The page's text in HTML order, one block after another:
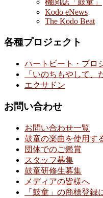
機関誌「鼓童」
Kodo eNews
The Kodo Beat
各種プロジェクト
ハートビート・プロ
「いのちもやして、
エクサドン
お問い合わせ
お問い合わせ一覧
鼓童の楽曲を使用す
団体でのご鑑賞
スタッフ募集
鼓童研修生募集
メディアの皆様へ
「鼓童」の商標登録